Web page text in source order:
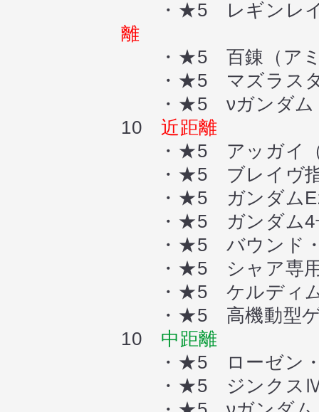
・★5 レギンレイ
離
・★5 百錬（ア
・★5 マズラス
・★5 νガンダム（
10 近距離
・★5 アッガイ（
・★5 ブレイヴ指
・★5 ガンダム
・★5 ガンダム4
・★5 バウンド・
・★5 シャア専
・★5 ケルディム
・★5 高機動型ゲ
10 中距離
・★5 ローゼン
・★5 ジンクスⅣ